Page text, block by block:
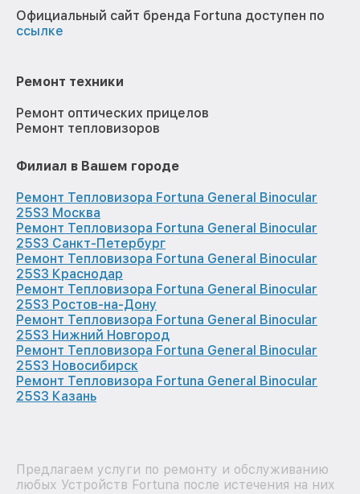
Официальный сайт бренда Fortuna доступен по
ссылке
Ремонт техники
Ремонт оптических прицелов
Ремонт тепловизоров
Филиал в Вашем городе
Ремонт Тепловизора Fortuna General Binocular
25S3 Москва
Ремонт Тепловизора Fortuna General Binocular
25S3 Санкт-Петербург
Ремонт Тепловизора Fortuna General Binocular
25S3 Краснодар
Ремонт Тепловизора Fortuna General Binocular
25S3 Ростов-на-Дону
Ремонт Тепловизора Fortuna General Binocular
25S3 Нижний Новгород
Ремонт Тепловизора Fortuna General Binocular
25S3 Новосибирск
Ремонт Тепловизора Fortuna General Binocular
25S3 Казань
Предлагаем услуги по ремонту и обслуживанию
любых Устройств Fortuna после истечения на них